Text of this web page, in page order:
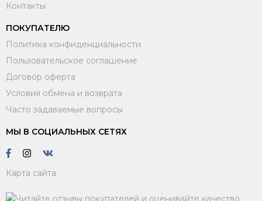
Контакты
ПОКУПАТЕЛЮ
Политика конфиденциальности
Пользовательское соглашение
Договор оферта
Условия обмена и возврата
Часто задаваемые вопросы
МЫ В СОЦИАЛЬНЫХ СЕТЯХ
Карта сайта